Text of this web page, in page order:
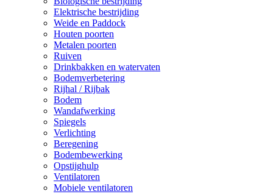
Elektrische bestrijding
Weide en Paddock
Houten poorten
Metalen poorten
Ruiven
Drinkbakken en watervaten
Bodemverbetering
Rijhal / Rijbak
Bodem
Wandafwerking
Spiegels
Verlichting
Beregening
Bodembewerking
Opstijghulp
Ventilatoren
Mobiele ventilatoren